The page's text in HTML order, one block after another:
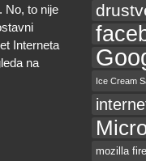
No, to nije
Interneta
na
Ice Cream
mozilla